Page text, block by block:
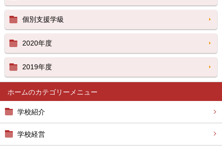
ホーム
学校紹介
学校経営
個別支援学級
2020年度
2019年度